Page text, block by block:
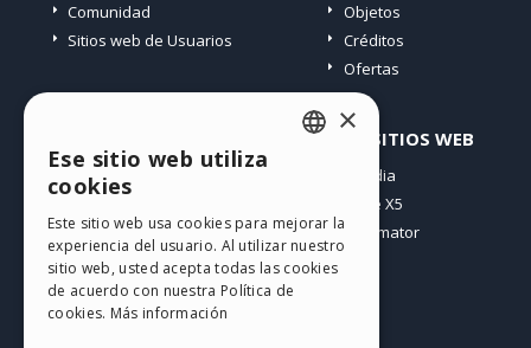
Comunidad
Sitios web de Usuarios
Objetos
Créditos
Ofertas
Mis post
Mis download
Espacio Web
Mis Créditos
OTROS SITIOS WEB
Incomedia
WebSite X5
WebAnimator
GERMAN
SPANISH
×
Ese sitio web utiliza
cookies
Este sitio web usa cookies para mejorar la
experiencia del usuario. Al utilizar nuestro
sitio web, usted acepta todas las cookies
de acuerdo con nuestra Política de
cookies. Más información